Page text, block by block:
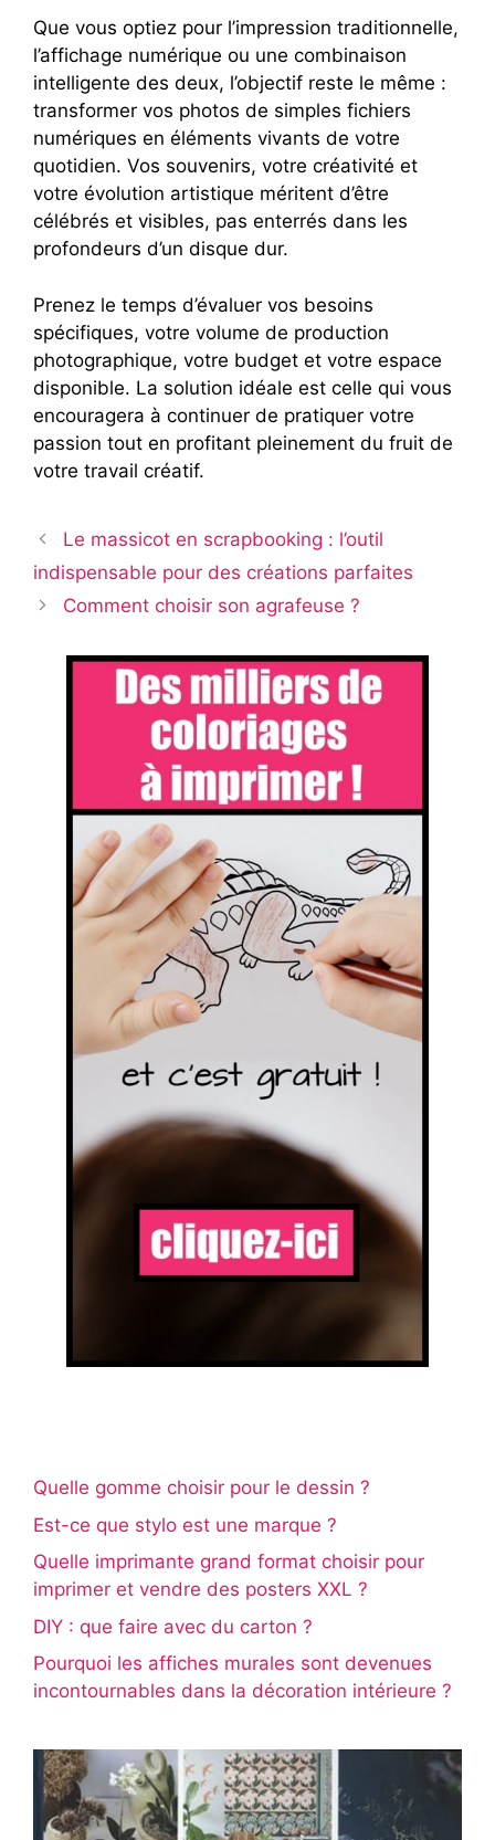
Que vous optiez pour l’impression traditionnelle,
l’affichage numérique ou une combinaison
intelligente des deux, l’objectif reste le même :
transformer vos photos de simples fichiers
numériques en éléments vivants de votre
quotidien. Vos souvenirs, votre créativité et
votre évolution artistique méritent d’être
célébrés et visibles, pas enterrés dans les
profondeurs d’un disque dur.
Prenez le temps d’évaluer vos besoins
spécifiques, votre volume de production
photographique, votre budget et votre espace
disponible. La solution idéale est celle qui vous
encouragera à continuer de pratiquer votre
passion tout en profitant pleinement du fruit de
votre travail créatif.
Le massicot en scrapbooking : l’outil
indispensable pour des créations parfaites
Comment choisir son agrafeuse ?
Quelle gomme choisir pour le dessin ?
Est-ce que stylo est une marque ?
Quelle imprimante grand format choisir pour
imprimer et vendre des posters XXL ?
DIY : que faire avec du carton ?
Pourquoi les affiches murales sont devenues
incontournables dans la décoration intérieure ?